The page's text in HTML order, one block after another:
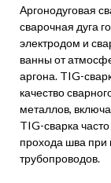
Аргонодуговая
сварочная дуга
электродом и
ванны от
аргона. TIG-
качество
металлов,
TIG-сварка
прохода шва при
трубопроводов.